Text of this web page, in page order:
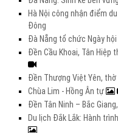
Hà Nội công nhận điểm
Đông
Đà Nẵng tổ chức Ngày
Đền Cầu Khoai, Tân Hiệp
Đền Thượng Việt Yên,
Chùa Lim - Hồng Ân tự
Đền Tân Ninh – Bắc
Du lịch Đắk Lắk: Hành